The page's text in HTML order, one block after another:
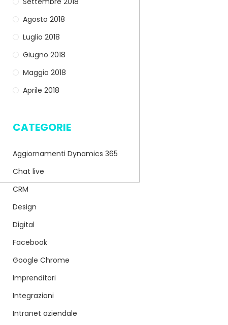
Agosto 2018
Luglio 2018
Giugno 2018
Maggio 2018
Aprile 2018
CATEGORIE
Aggiornamenti Dynamics 365
Chat live
CRM
Design
Digital
Facebook
Google Chrome
Imprenditori
Integrazioni
Intranet aziendale